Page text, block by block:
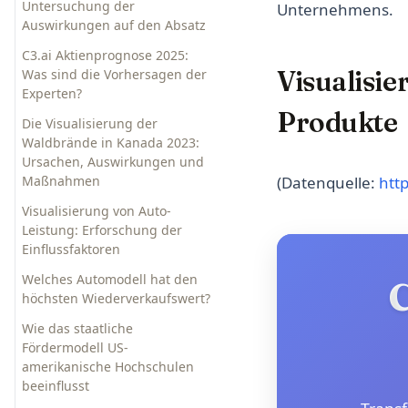
Wer hat die Titanic überlebt?
Visualisierung der Daten der
Titanic-Überlebenden
US-Schuldengrenze: Was ist
passiert?
Warum steigt der Nvidia-
Aktienkurs?
Der Aufstieg der Fernarbeit
für Jobs in der
Datenwissenschaft
BIPNow US Prognose: Daten
zum US-Wirtschaftswachstum
Wie funktioniert das
OceanGate-U-Boot?
Visualisierung des
verschwundenen Titans
Wie viele Punkte braucht man,
um die Premier League zu
gewinnen / den Abstieg zu
vermeiden?
Was beeinflusst die
Mathematiknoten der Schüler?
Untersuchung der
Auswirkungen auf den Absatz
C3.ai Aktienprognose 2025:
Was sind die Vorhersagen der
Experten?
Die Visualisierung der
Waldbrände in Kanada 2023:
Ursachen, Auswirkungen und
Maßnahmen
Visualisierung von Auto-
Leistung: Erforschung der
Einflussfaktoren
Welches Automodell hat den
höchsten Wiederverkaufswert?
Wie das staatliche
Fördermodell US-
amerikanische Hochschulen
beeinflusst
Unternehmens.
Produkte
(Datenquelle: